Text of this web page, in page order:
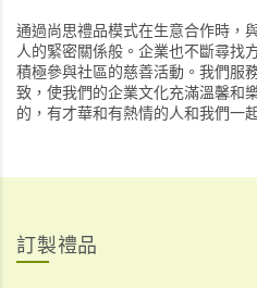
通過尚思禮品模式在生意合作時，
人的緊密關係般。企業也不斷尋找
積極參與社區的慈善活動。我們服
致，使我們的企業文化充滿溫馨和
的，有才華和有熱情的人和我們一
訂製禮品